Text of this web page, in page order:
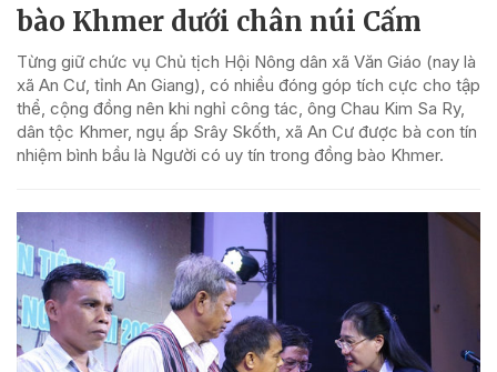
bào Khmer dưới chân núi Cấm
Từng giữ chức vụ Chủ tịch Hội Nông dân xã Văn Giáo (nay là
xã An Cư, tỉnh An Giang), có nhiều đóng góp tích cực cho tập
thể, cộng đồng nên khi nghỉ công tác, ông Chau Kim Sa Ry,
dân tộc Khmer, ngụ ấp Srây Skốth, xã An Cư được bà con tín
nhiệm bình bầu là Người có uy tín trong đồng bào Khmer.